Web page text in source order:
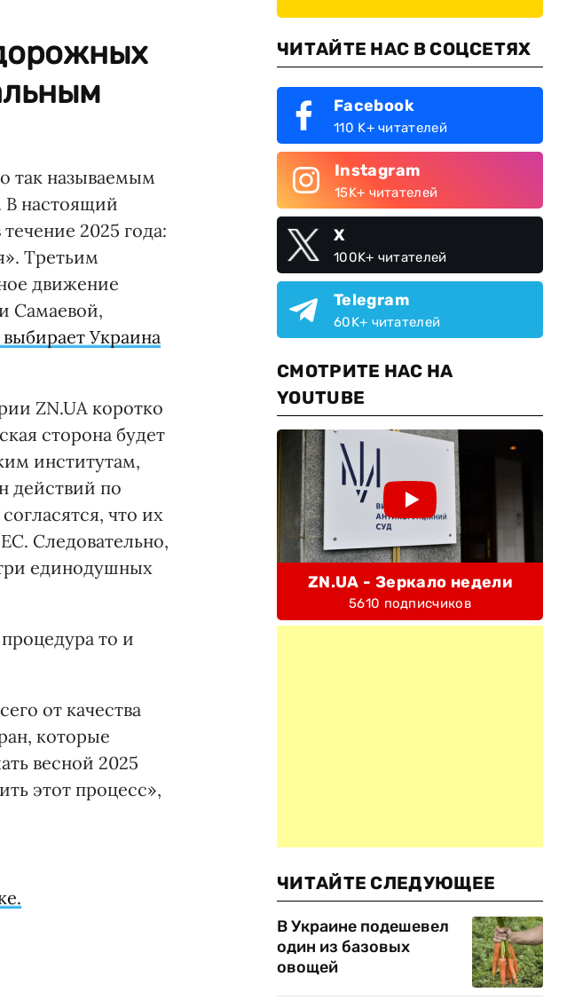
так называемым
В настоящий
2025 года:
Третьим
движение
Самаевой,
Украина
ZN.UA коротко
сторона будет
институтам,
действий по
что их
Следовательно,
единодушных
то и
от качества
которые
весной 2025
этот процесс»,
ЧИТАЙТЕ НАС В СОЦСЕТЯХ
Facebook
110 K+ читателей
Instagram
15K+ читателей
X
100K+ читателей
Telegram
60K+ читателей
СМОТРИТЕ НАС НА
YOUTUBE
ZN.UA - Зеркало недели
5610 подписчиков
ЧИТАЙТЕ СЛЕДУЮЩЕЕ
В Украине подешевел
один из базовых
овощей